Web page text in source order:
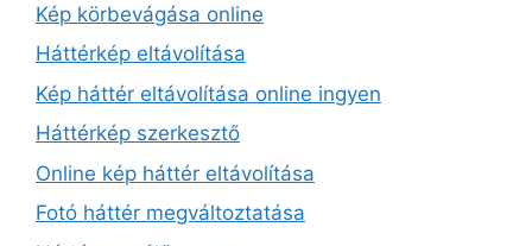
Kép körbevágása online
Háttérkép eltávolítása
Kép háttér eltávolítása online ingyen
Háttérkép szerkesztő
Online kép háttér eltávolítása
Fotó háttér megváltoztatása